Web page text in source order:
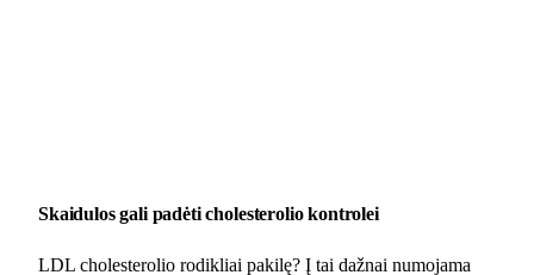
Skaidulos gali padėti cholesterolio kontrolei
LDL cholesterolio rodikliai pakilę? Į tai dažnai numojama